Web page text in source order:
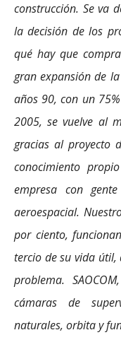
construcción. Se va
la decisión de los
qué hay que
gran expansión de
años 90, con un
2005, se vuelve al
gracias al proyecto
conocimiento
empresa con
aeroespacial.
por ciento,
tercio de su vida útil,
problema.
cámaras de
naturales, orbita y